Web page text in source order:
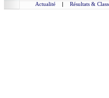
Actualité | Résultats &